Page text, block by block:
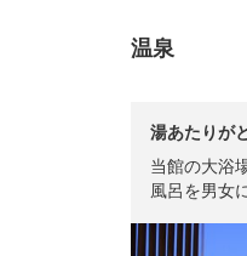
温泉
湯あたりが
当館の大浴
風呂を男女